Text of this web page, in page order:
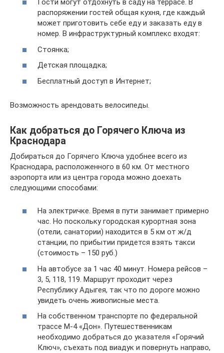
Гости могут отдохнуть в саду на террасе. В
распоряжении гостей общая кухня, где каждый
может приготовить себе еду и заказать еду в
номер. В инфраструктурный комплекс входят:
Стоянка;
Детская площадка;
Бесплатный доступ в Интернет;
Возможность арендовать велосипеды.
Как добраться до Горячего Ключа из
Краснодара
Добираться до Горячего Ключа удобнее всего из
Краснодара, расположенного в 60 км. От местного
аэропорта или из центра города можно доехать
следующими способами:
На электричке. Время в пути занимает примерно
час. Но поскольку городская курортная зона
(отели, санатории) находится в 5 км от ж/д
станции, по прибытии придется взять такси
(стоимость – 150 руб.)
На автобусе за 1 час 40 минут. Номера рейсов –
3, 5, 118, 119. Маршрут проходит через
Республику Адыгея, так что по дороге можно
увидеть очень живописные места.
На собственном транспорте по федеральной
трассе М-4 «Дон». Путешественникам
необходимо добраться до указателя «Горячий
Ключ», съехать под виадук и повернуть направо,